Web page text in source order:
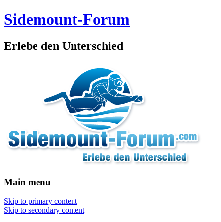
Sidemount-Forum
Erlebe den Unterschied
Main menu
Skip to primary content
Skip to secondary content